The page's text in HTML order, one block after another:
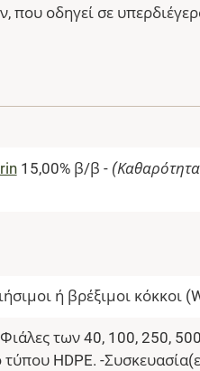
οδηγεί σε
15,00% β/β -
ή βρέξιμοι κόκκοι
των 40, 100, 250,
HDPE. -